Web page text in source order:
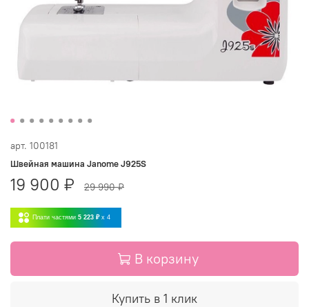
арт. 100181
Швейная машина Janome J925S
19 900 ₽ 29 990 ₽
Плати частями 5 223 ₽ x 4
В корзину
Купить в 1 клик